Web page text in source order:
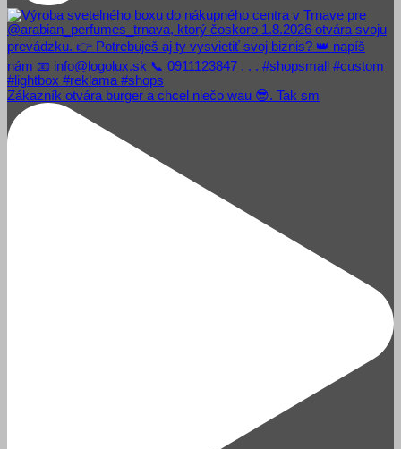
Zákazník otvára burger a chcel niečo wau 😎. Tak sm